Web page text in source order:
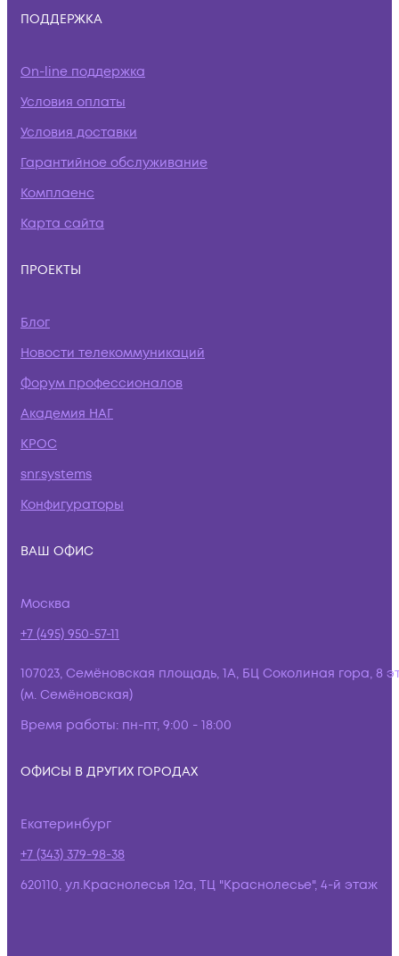
ПОДДЕРЖКА
On-line поддержка
Условия оплаты
Условия доставки
Гарантийное обслуживание
Комплаенс
Карта сайта
ПРОЕКТЫ
Блог
Новости телекоммуникаций
Форум профессионалов
Академия НАГ
КРОС
snr.systems
Конфигураторы
ВАШ ОФИС
Москва
+7 (495) 950-57-11
107023, Семёновская площадь, 1А, БЦ Соколиная гора, 8
(м. Семёновская)
Время работы: пн-пт, 9:00 - 18:00
ОФИСЫ В ДРУГИХ ГОРОДАХ
Екатеринбург
+7 (343) 379-98-38
620110, ул.Краснолесья 12а, ТЦ "Краснолесье", 4-й этаж